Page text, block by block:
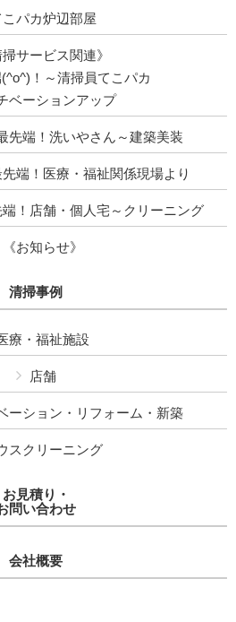
こパカ炉辺部屋
掃サービス関連》
！～清掃員てこパカ
ベーションアップ
先端！洗いやさん～建築美装
端！医療・福祉関係現場より
！店舗・個人宅～クリーニング
《お知らせ》
清掃事例
療・福祉施設
店舗
ーション・リフォーム・新築
スクリーニング
お見積り・
問い合わせ
会社概要